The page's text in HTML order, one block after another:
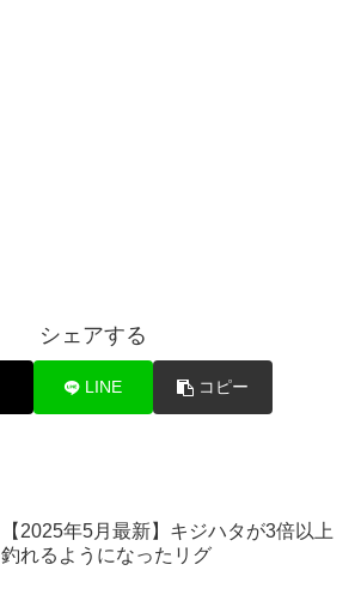
シェアする
LINE コピー
【2025年5月最新】キジハタが3倍以上
釣れるようになったリグ